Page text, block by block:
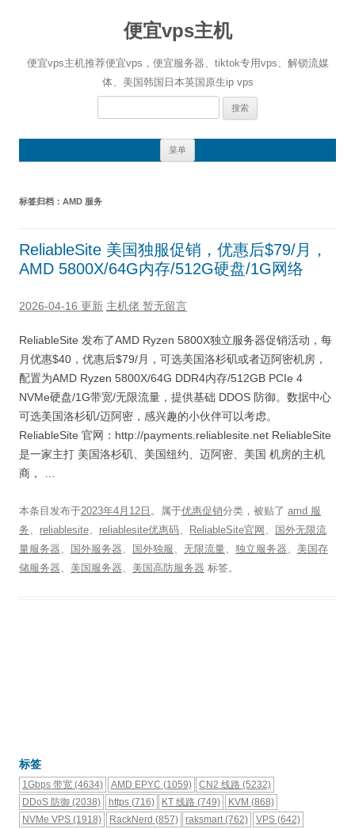
便宜vps主机
便宜vps主机推荐便宜vps，便宜服务器、tiktok专用vps、解锁流媒
体、美国韩国日本英国原生ip vps
搜
菜单
标签归档： AMD 服务
ReliableSite 美国独服促销，优惠后$79/月，
AMD 5800X/64G内存/512G硬盘/1G网络
2026-04-16 更新 主机佬 暂无留言
ReliableSite 发布了AMD Ryzen 5800X独立服务器促销活动，每
月优惠$40，优惠后$79/月，可选美国洛杉矶或者迈阿密机房，
配置为AMD Ryzen 5800X/64G DDR4内存/512GB PCIe 4
NVMe硬盘/1G带宽/无限流量，提供基础 DDOS 防御。数据中心
可选美国洛杉矶/迈阿密，感兴趣的小伙伴可以考虑。
ReliableSite 官网：http://payments.reliablesite.net ReliableSite
是一家主打 美国洛杉矶、美国纽约、迈阿密、美国 机房的主机
商， …
本条目发布于2023年4月12日 。属于优惠促销分类，被贴了 amd 服
务、 reliablesite、 reliablesite优惠码、 ReliableSite官网 、
国外无限流
量服务器、 国外服务器、 国外独服、 无限流量、 独立服务器、 美国存
储服务器、 美国服务器、 美国高防服务器 标签。
标签
1Gbps 带宽 (4634) AMD EPYC (1059) CN2 线路 (5232)
DDoS 防御 (2038) https(716) KT 线路 (749) KVM (868)
NVMe VPS (1918) RackNerd (857) raksmart(762) VPS(642)